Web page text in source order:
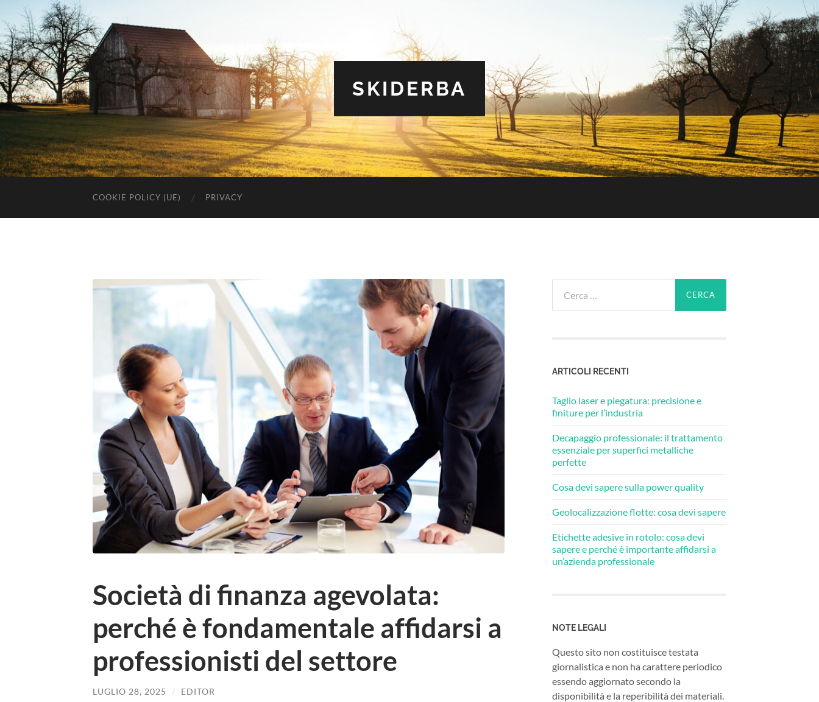
SKIDERBA
COOKIE POLICY (UE) PRIVACY
Società di finanza agevolata:
perché è fondamentale affidarsi a
professionisti del settore
LUGLIO 28, 2025 / EDITOR
per:
ARTICOLI RECENTI
Taglio laser e piegatura: precisione e
finiture per l’industria
Decapaggio professionale: il trattamento
essenziale per superfici metalliche
perfette
Cosa devi sapere sulla power quality
Geolocalizzazione flotte: cosa devi sapere
Etichette adesive in rotolo: cosa devi
sapere e perché è importante affidarsi a
un’azienda professionale
NOTE LEGALI
Questo sito non costituisce testata
giornalistica e non ha carattere periodico
essendo aggiornato secondo la
disponibilità e la reperibilità dei materiali.